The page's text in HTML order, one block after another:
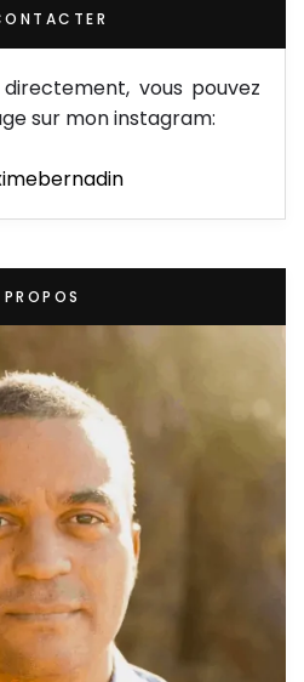
vous pouvez
sur mon instagram: